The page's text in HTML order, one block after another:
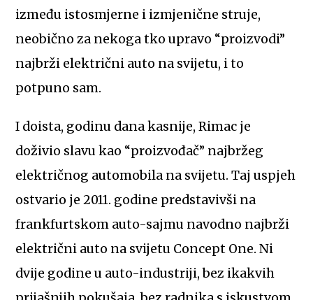
između istosmjerne i izmjenične struje,
neobično za nekoga tko upravo “proizvodi”
najbrži električni auto na svijetu, i to
potpuno sam.
I doista, godinu dana kasnije, Rimac je
doživio slavu kao “proizvođač” najbržeg
električnog automobila na svijetu. Taj uspjeh
ostvario je 2011. godine predstavivši na
frankfurtskom auto-sajmu navodno najbrži
električni auto na svijetu Concept One. Ni
dvije godine u auto-industriji, bez ikakvih